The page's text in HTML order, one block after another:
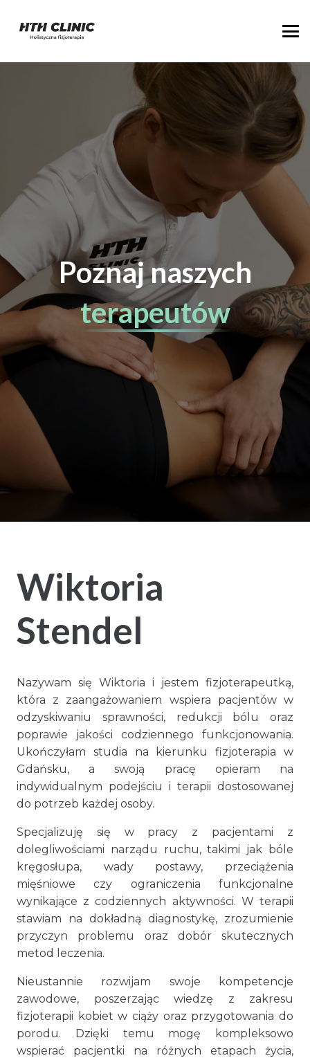
Poznaj naszych
terapeutów
Wiktoria
Stendel
Nazywam się Wiktoria i jestem fizjoterapeutką,
która z zaangażowaniem wspiera pacjentów w
odzyskiwaniu sprawności, redukcji bólu oraz
poprawie jakości codziennego funkcjonowania.
Ukończyłam studia na kierunku fizjoterapia w
Gdańsku, a swoją pracę opieram na
indywidualnym podejściu i terapii dostosowanej
do potrzeb każdej osoby.
Specjalizuję się w pracy z pacjentami z
dolegliwościami narządu ruchu, takimi jak bóle
kręgosłupa, wady postawy, przeciążenia
mięśniowe czy ograniczenia funkcjonalne
wynikające z codziennych aktywności. W terapii
stawiam na dokładną diagnostykę, zrozumienie
przyczyn problemu oraz dobór skutecznych
metod leczenia.
Nieustannie rozwijam swoje kompetencje
zawodowe, poszerzając wiedzę z zakresu
fizjoterapii kobiet w ciąży oraz przygotowania do
porodu. Dzięki temu mogę kompleksowo
wspierać pacjentki na różnych etapach życia,